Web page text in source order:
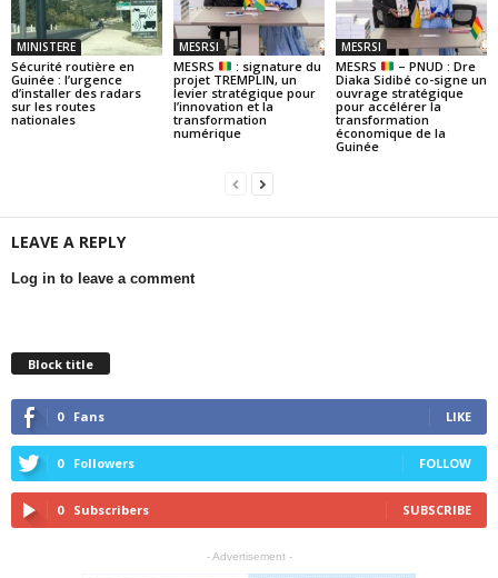
MINISTERE
Sécurité routière en
Guinée : l’urgence
d’installer des radars
sur les routes
nationales
MESRSI
MESRS
: signature du
projet TREMPLIN, un
levier stratégique pour
l’innovation et la
transformation
numérique
MESRSI
MESRS
– PNUD : Dre
Diaka Sidibé co-signe un
ouvrage stratégique
pour accélérer la
transformation
économique de la
Guinée
LEAVE A REPLY
Log in to leave a comment
Block title
0 Fans LIKE
0 Followers FOLLOW
0 Subscribers SUBSCRIBE
- Advertisement -